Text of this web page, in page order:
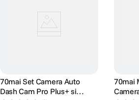
siguranta sporita
Echipata cu un sistem
– Avertisment de coliziune frontala
70mai Set Camera Auto
Dash Cam Pro Plus+ si
70mai